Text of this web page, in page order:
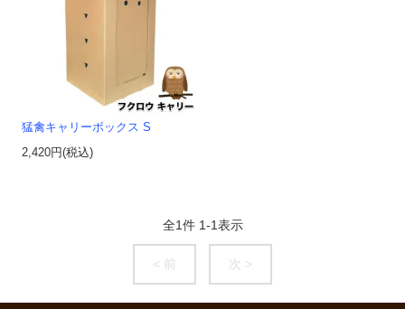
猛禽キャリーボックス S
2,420円(税込)
全1件 1-1表示
< 前 次 >